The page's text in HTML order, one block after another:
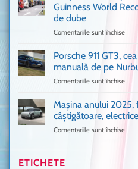
mulți
în
UK,
de
Guinness World
de dube
Comentariile sunt închise
Am
pus
cu
Porsche 911 GT3,
manuală de pe
Comentariile sunt închise
911
GT3,
cea
Mașina anului 2025,
câștigătoare,
Comentariile sunt închise
ETICHETE